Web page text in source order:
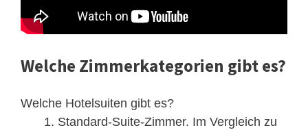
Welche Zimmerkategorien gibt es?
Welche Hotelsuiten gibt es?
Standard-Suite-Zimmer. Im Vergleich zu